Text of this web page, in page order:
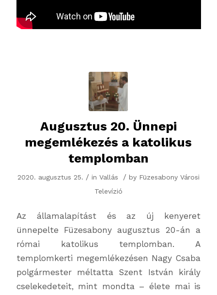
Augusztus 20. Ünnepi
megemlékezés a katolikus
templomban
2020. augusztus 25. / in Vallás / by Füzesabony Városi
Televízió
Az államalapítást és az új kenyeret
ünnepelte Füzesabony augusztus 20-án a
római katolikus templomban. A
templomkerti megemlékezésen Nagy Csaba
polgármester méltatta Szent István király
cselekedeteit, mint mondta – élete mai is